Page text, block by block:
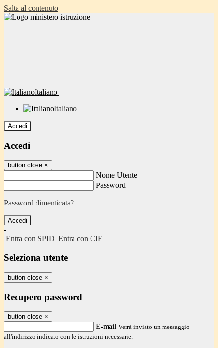
Salta al contenuto
Italiano
Italiano
Accedi
Accedi
button close ×
Nome Utente
Password
Password dimenticata?
-
Entra con SPID Entra con CIE
Seleziona utente
button close ×
Recupero password
button close ×
E-mail Verrà inviato un messaggio
all'indirizzo indicato con le istruzioni necessarie.